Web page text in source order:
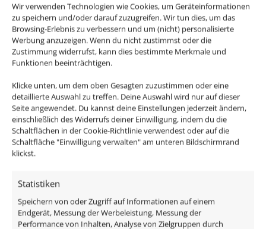
Wir verwenden Technologien wie Cookies, um Geräteinformationen
zu speichern und/oder darauf zuzugreifen. Wir tun dies, um das
Browsing-Erlebnis zu verbessern und um (nicht) personalisierte
Werbung anzuzeigen. Wenn du nicht zustimmst oder die
Zustimmung widerrufst, kann dies bestimmte Merkmale und
Funktionen beeinträchtigen.
Klicke unten, um dem oben Gesagten zuzustimmen oder eine
detaillierte Auswahl zu treffen. Deine Auswahl wird nur auf dieser
Seite angewendet. Du kannst deine Einstellungen jederzeit ändern,
einschließlich des Widerrufs deiner Einwilligung, indem du die
Schaltflächen in der Cookie-Richtlinie verwendest oder auf die
Schaltfläche "Einwilligung verwalten" am unteren Bildschirmrand
klickst.
Statistiken
Speichern von oder Zugriff auf Informationen auf einem
Endgerät, Messung der Werbeleistung, Messung der
Performance von Inhalten, Analyse von Zielgruppen durch
Die passende Farbe bitte einfach oben auswählen.
Technische Daten
Gesamtmaße
130×130×4,5mm
Lochausschnitt Ø
68–120mm
Farbe
Anthrazit, Schwarz, Silber – gebürstet, Silber –
matt, Weiß